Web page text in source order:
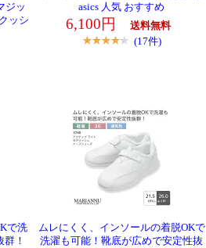
ジッ
ッシ
asics 人気 おすすめ
6,100円 送料無料
(17件)
で洗
！
ムレにくく、インソールの着脱OKで
洗濯も可能！靴底が広めで安定性抜